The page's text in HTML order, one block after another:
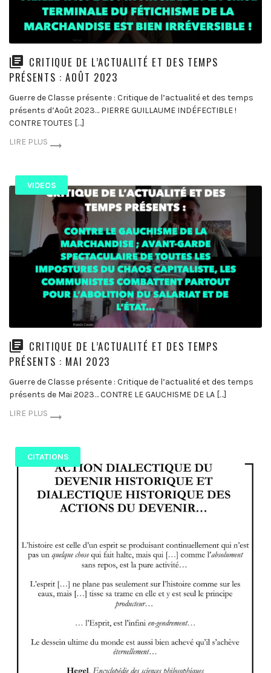
CRITIQUE DE L’ACTUALITÉ ET DES TEMPS
PRÉSENTS : AOÛT 2023
Guerre de Classe présente : Critique de l’actualité et des temps
présents d’Août 2023… PIERRE GUILLAUME INDÉFECTIBLE !
CONTRE TOUTES […]
LIRE PLUS
VIDEOS
CRITIQUE DE L’ACTUALITÉ ET DES TEMPS
PRÉSENTS : MAI 2023
Guerre de Classe présente : Critique de l’actualité et des temps
présents de Mai 2023… CONTRE LE GAUCHISME DE LA […]
LIRE PLUS
CITATIONS